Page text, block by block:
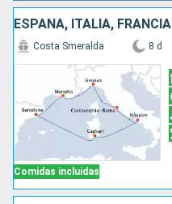
ESPAÑA, ITALIA, FRANCIA
Comidas incluidas
Costa Smeralda 8 d